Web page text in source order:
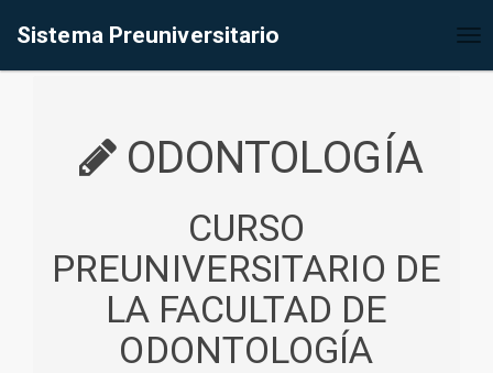
Sistema Preuniversitario
ODONTOLOGÍA
CURSO
PREUNIVERSITARIO DE
LA FACULTAD DE
ODONTOLOGÍA